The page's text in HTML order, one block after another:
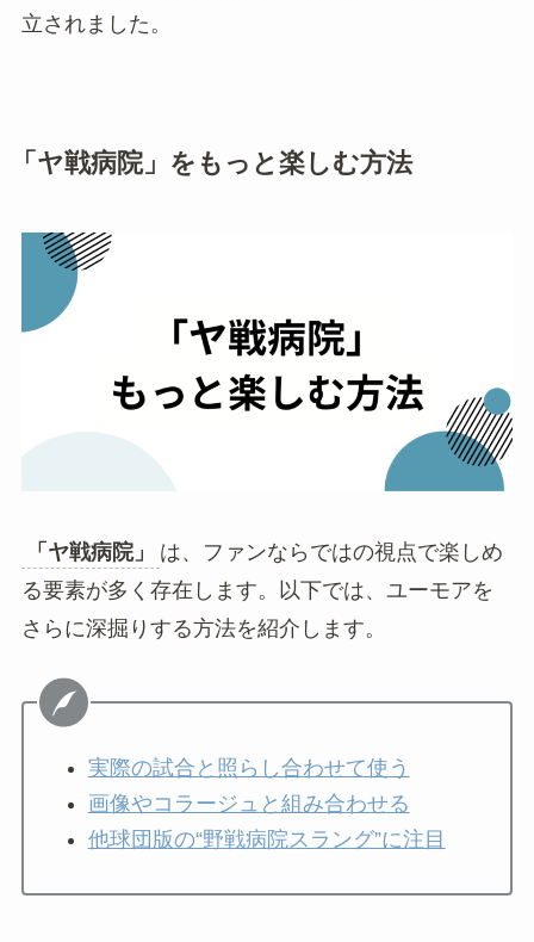
立されました。
「ヤ戦病院」をもっと楽しむ方法
「ヤ戦病院」
は、ファンならではの視点で楽しめ
る要素が多く存在します。以下では、ユーモアを
さらに深掘りする方法を紹介します。
実際の試合と照らし合わせて使う
画像やコラージュと組み合わせる
他球団版の“野戦病院スラング”に注目